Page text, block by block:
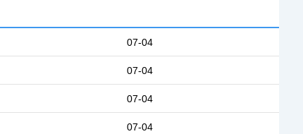
07-04
07-04
07-04
07-04